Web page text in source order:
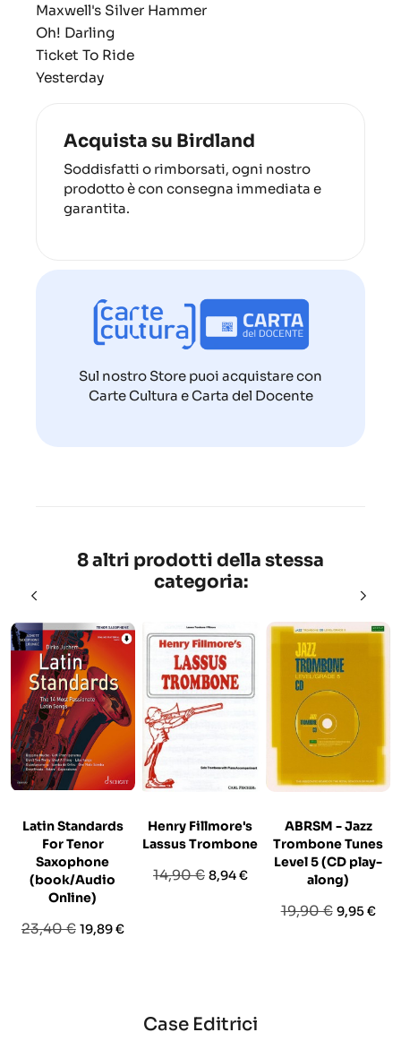
Maxwell's Silver Hammer
Oh! Darling
Ticket To Ride
Yesterday
Acquista su Birdland
Soddisfatti o rimborsati, ogni nostro
prodotto è con consegna immediata e
garantita.
Sul nostro Store puoi acquistare con
Carte Cultura e Carta del Docente
8 altri prodotti della stessa
categoria:
Latin Standards
For Tenor
Saxophone
(book/Audio
Online)
Prezzo
23,40 € Prezzo
19,89 €
Henry Fillmore's
Lassus Trombone
Prezzo
14,90 € Prezzo
8,94 €
ABRSM - Jazz
Trombone Tunes
Level 5 (CD play-
along)
Prezzo
19,90 € Prezzo
9,95 €
Case Editrici